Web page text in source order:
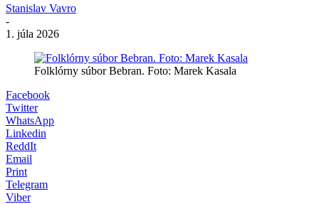
Stanislav Vavro
-
1. júla 2026
Folklórny súbor Bebran. Foto: Marek Kasala
Facebook
Twitter
WhatsApp
Linkedin
ReddIt
Email
Print
Telegram
Viber